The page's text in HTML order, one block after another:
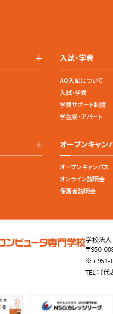
+ 入試・学費
AO入試について
入試・学費
学費サポート制度
学生寮・アパート
+ オープンキャン
オープンキャンパス
オンライン説明会
保護者説明会
学校法
〒950-
※〒951-
TEL： （